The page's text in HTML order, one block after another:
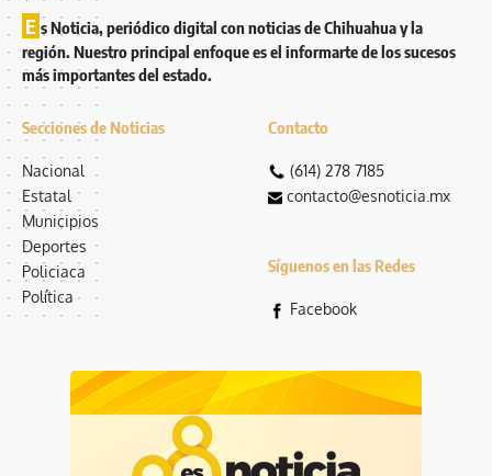
E s Noticia, periódico digital con noticias de Chihuahua y la
región. Nuestro principal enfoque es el informarte de los sucesos
más importantes del estado.
Secciones de Noticias
Nacional
Estatal
Municipios
Deportes
Policiaca
Política
Contacto
(614) 278 7185
contacto@esnoticia.mx
Síguenos en las Redes
Facebook